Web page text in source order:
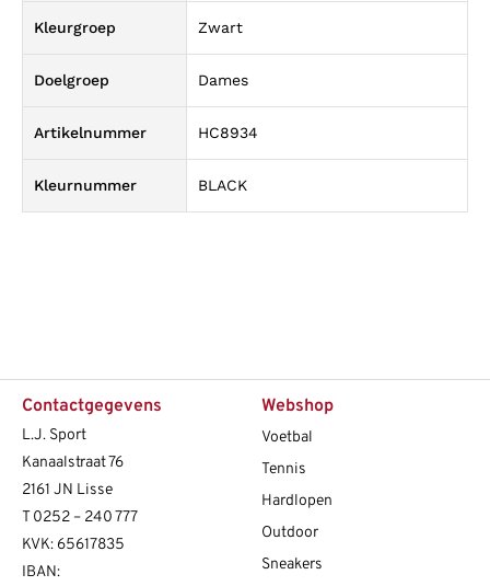
Kleurgroep Zwart
Doelgroep Dames
Artikelnummer HC8934
Kleurnummer BLACK
Contactgegevens
L.J. Sport
Kanaalstraat 76
2161 JN Lisse
T 0252 – 240 777
KVK: 65617835
IBAN:
Webshop
Voetbal
Tennis
Hardlopen
Outdoor
Sneakers